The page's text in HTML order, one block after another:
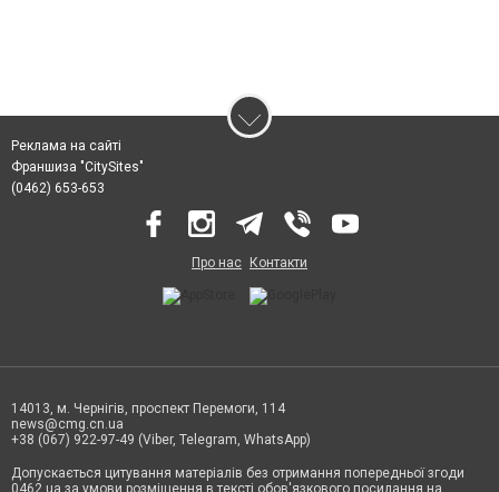
Реклама на сайті
Франшиза "CitySites"
(0462) 653-653
Про нас Контакти
14013, м. Чернігів, проспект Перемоги, 114
news@cmg.cn.ua
+38 (067) 922-97-49 (Viber, Telegram, WhatsApp)
Допускається цитування матеріалів без отримання попередньої згоди
0462.ua за умови розміщення в тексті обов'язкового посилання на